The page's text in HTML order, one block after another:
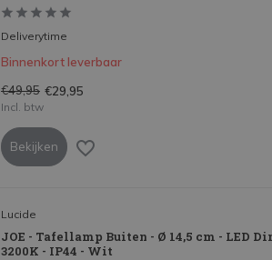
Deliverytime
Binnenkort leverbaar
€49,95 €29,95
Incl. btw
Bekijken
Lucide
JOE - Tafellamp Buiten - Ø 14,5 cm - LED
3200K - IP44 - Wit